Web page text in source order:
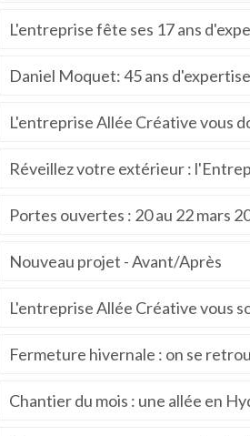
L'entreprise fête ses 17 ans
Daniel Moquet: 45 ans
L'entreprise Allée Créative vous
Réveillez votre extérieur :
Portes ouvertes : 20 au 22 mars
Nouveau projet - Avant/Après
L'entreprise Allée Créative vous
Fermeture hivernale : on se
Chantier du mois : une allée en